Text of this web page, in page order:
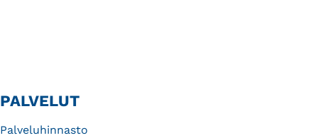
PALVELUT
Palveluhinnasto